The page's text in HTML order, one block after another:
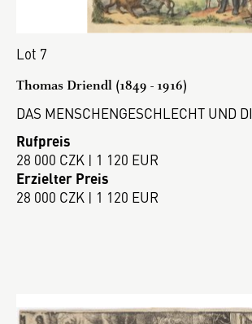
Lot 7
Thomas Driendl (1849 - 1916)
DAS MENSCHENGESCHLECHT UND
Rufpreis
28 000 CZK | 1 120 EUR
Erzielter Preis
28 000 CZK | 1 120 EUR